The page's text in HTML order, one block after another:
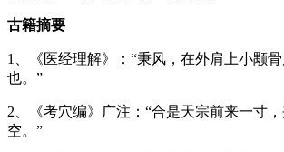
古籍摘要
1、《医经理解》：“秉风，在外肩上小颙
也。”
2、《考穴编》广注：“合是天宗前来一寸
空。”